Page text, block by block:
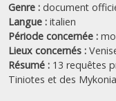
Genre : document
Langue : italien
Période concernée :
Lieux concernés :
Résumé : 13 requêtes
Tiniotes et des